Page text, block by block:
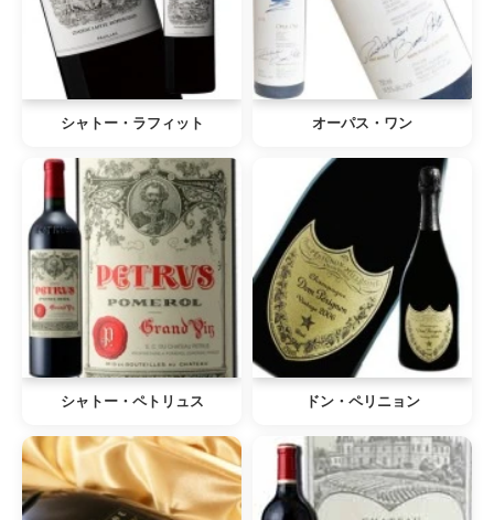
シャトー・ラフィット オーパス・ワン
シャトー・ペトリュス ドン・ペリニョン